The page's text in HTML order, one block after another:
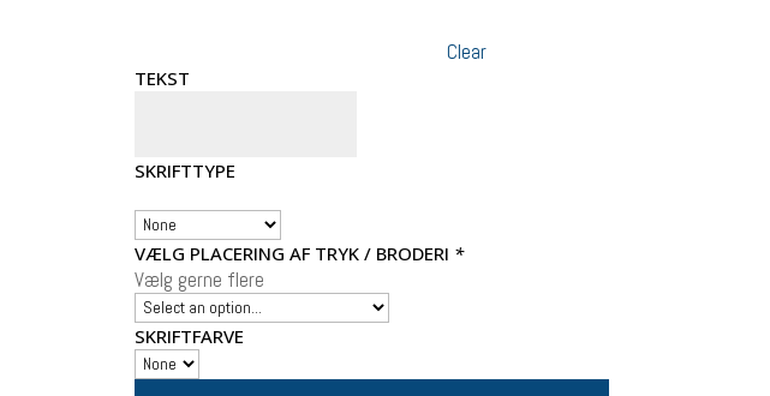
Clear
TEKST
SKRIFTTYPE
VÆLG PLACERING AF TRYK / BRODERI *
Vælg gerne flere
SKRIFTFARVE